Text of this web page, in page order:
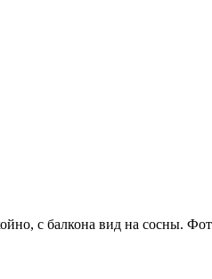
с балкона вид на сосны.